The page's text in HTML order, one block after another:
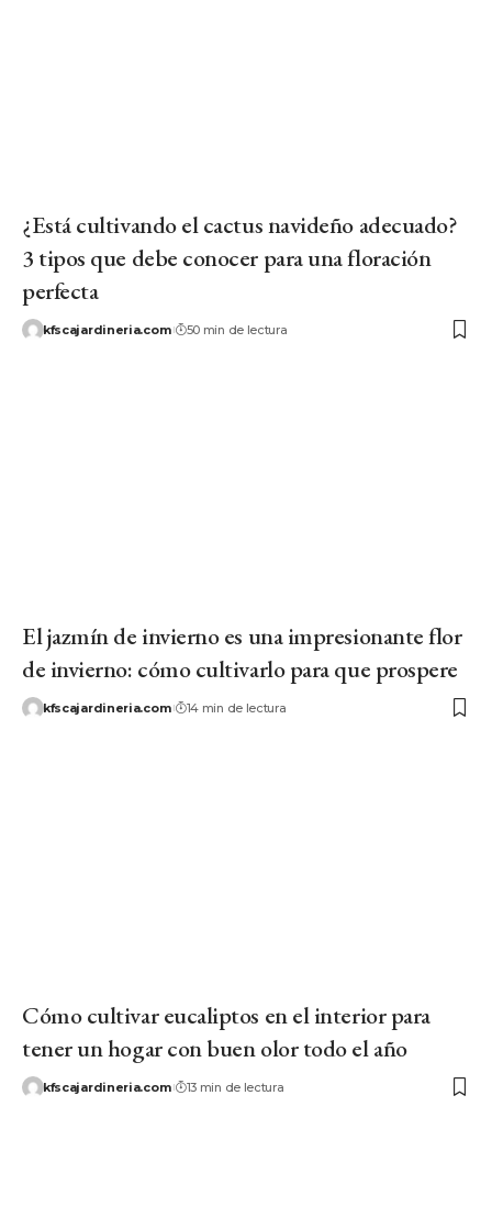
¿Está cultivando el cactus navideño adecuado?
3 tipos que debe conocer para una floración
perfecta
kfscajardineria.com 50 min de lectura
El jazmín de invierno es una impresionante flor
de invierno: cómo cultivarlo para que prospere
kfscajardineria.com 14 min de lectura
Cómo cultivar eucaliptos en el interior para
tener un hogar con buen olor todo el año
kfscajardineria.com 13 min de lectura